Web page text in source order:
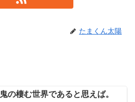
たまくん太陽
鬼の棲む世界であると思えば。